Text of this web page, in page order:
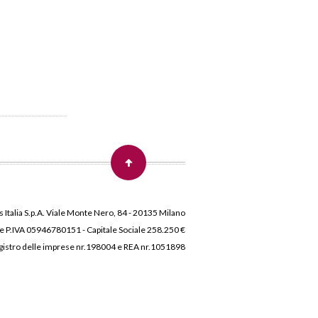
Italia S.p.A. Viale Monte Nero, 84 - 20135 Milano
P.IVA 05946780151 - Capitale Sociale 258.250 €
delle imprese nr.198004 e REA nr.1051898